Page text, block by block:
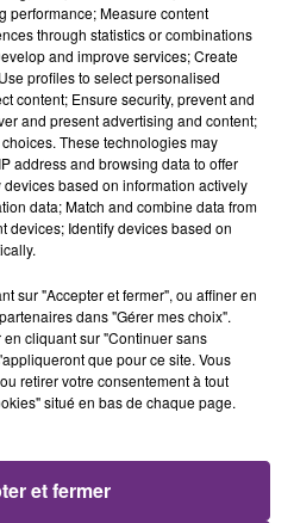
JENNIFER LOPEZ & DAVID GUETTA
17h53
17h53
performance; Measure content
through statistics or combinations
and improve services; Create
profiles to select personalised
content; Ensure security, prevent and
and present advertising and content;
These technologies may
address and browsing data to offer
based on information actively
data; Match and combine data from
devices; Identify devices based on
sur "Accepter et fermer", ou affiner en
dans "Gérer mes choix".
cliquant sur "Continuer sans
que pour ce site. Vous
retirer votre consentement à tout
situé en bas de chaque page.
et fermer